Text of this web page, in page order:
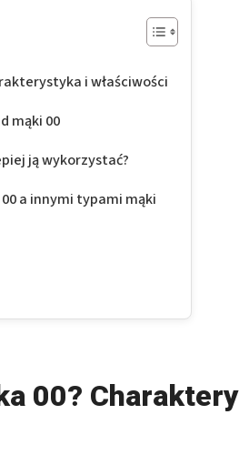
i właściwości
mąki 00
ją wykorzystać?
a innymi typami mąki
00?